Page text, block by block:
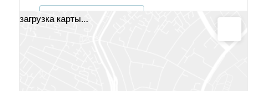
НАПИСАТЬ СООБЩЕНИЕ
загрузка карты...